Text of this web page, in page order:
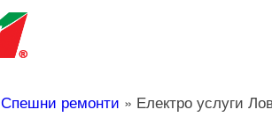
Спешни ремонти » Електро услуги